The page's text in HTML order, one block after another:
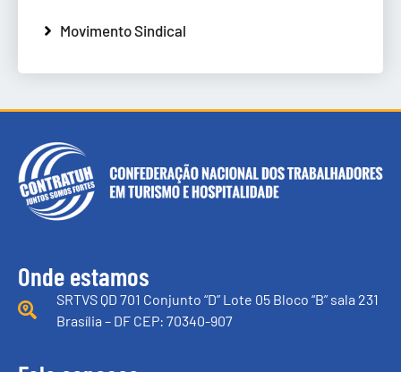
Movimento Sindical
Onde estamos
SRTVS QD 701 Conjunto “D” Lote 05 Bloco “B” sala 231
Brasília – DF CEP: 70340-907